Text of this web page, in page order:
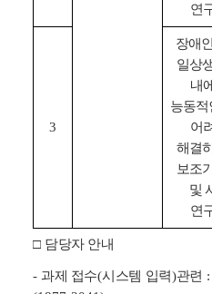
연
3
장애인
일상
내
능동적
어
해결
보조
및
연
□ 담당자 안내
- 과제 접수(시스템 입력)관련 :